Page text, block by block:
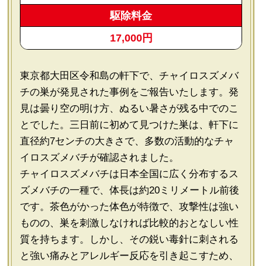
駆除料金
17,000円
東京都大田区令和島の軒下で、チャイロスズメバ
チの巣が発見された事例をご報告いたします。発
見は曇り空の明け方、ぬるい暑さが残る中でのこ
とでした。三日前に初めて見つけた巣は、軒下に
直径約7センチの大きさで、多数の活動的なチャ
イロスズメバチが確認されました。
チャイロスズメバチは日本全国に広く分布するス
ズメバチの一種で、体長は約20ミリメートル前後
です。茶色がかった体色が特徴で、攻撃性は強い
ものの、巣を刺激しなければ比較的おとなしい性
質を持ちます。しかし、その鋭い毒針に刺される
と強い痛みとアレルギー反応を引き起こすため、